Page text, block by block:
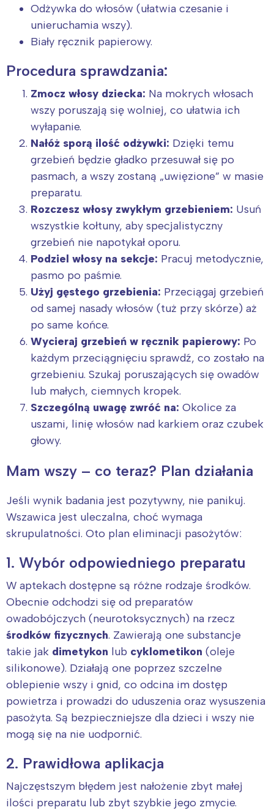
Odżywka do włosów (ułatwia czesanie i
unieruchamia wszy).
Biały ręcznik papierowy.
Procedura sprawdzania:
Zmocz włosy dziecka: Na mokrych włosach
wszy poruszają się wolniej, co ułatwia ich
wyłapanie.
Nałóż sporą ilość odżywki: Dzięki temu
grzebień będzie gładko przesuwał się po
pasmach, a wszy zostaną „uwięzione” w masie
preparatu.
Rozczesz włosy zwykłym grzebieniem: Usuń
wszystkie kołtuny, aby specjalistyczny
grzebień nie napotykał oporu.
Podziel włosy na sekcje: Pracuj metodycznie,
pasmo po paśmie.
Użyj gęstego grzebienia: Przeciągaj grzebień
od samej nasady włosów (tuż przy skórze) aż
po same końce.
Wycieraj grzebień w ręcznik papierowy: Po
każdym przeciągnięciu sprawdź, co zostało na
grzebieniu. Szukaj poruszających się owadów
lub małych, ciemnych kropek.
Szczególną uwagę zwróć na: Okolice za
uszami, linię włosów nad karkiem oraz czubek
głowy.
Mam wszy – co teraz? Plan działania
Jeśli wynik badania jest pozytywny, nie panikuj.
Wszawica jest uleczalna, choć wymaga
skrupulatności. Oto plan eliminacji pasożytów:
1. Wybór odpowiedniego preparatu
W aptekach dostępne są różne rodzaje środków.
Obecnie odchodzi się od preparatów
owadobójczych (neurotoksycznych) na rzecz
środków fizycznych. Zawierają one substancje
takie jak dimetykon lub cyklometikon (oleje
silikonowe). Działają one poprzez szczelne
oblepienie wszy i gnid, co odcina im dostęp
powietrza i prowadzi do uduszenia oraz wysuszenia
pasożyta. Są bezpieczniejsze dla dzieci i wszy nie
mogą się na nie uodpornić.
2. Prawidłowa aplikacja
Najczęstszym błędem jest nałożenie zbyt małej
ilości preparatu lub zbyt szybkie jego zmycie.